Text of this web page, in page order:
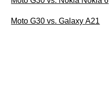
Moto G30 vs. Galaxy A21